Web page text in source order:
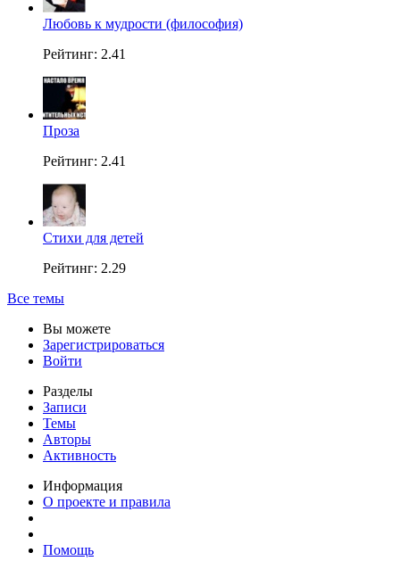
Любовь к мудрости (философия)
Рейтинг: 2.41
Проза
Рейтинг: 2.41
Стихи для детей
Рейтинг: 2.29
Все темы
Вы можете
Зарегистрироваться
Войти
Разделы
Записи
Темы
Авторы
Активность
Информация
О проекте и правила
Помощь